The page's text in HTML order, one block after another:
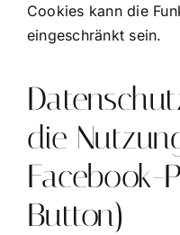
Cookies kann die
eingeschränkt sein.
die
Facebook-
Button)